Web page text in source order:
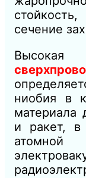
сечение
ниобия в
материала
и ракет, в